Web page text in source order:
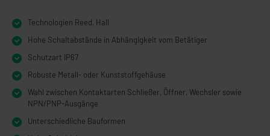
Technologien Reed, Hall
Hohe Schaltabstände in Abhängigkeit vom Betätiger
Schutzart IP67
Robuste Metall- oder Kunststoffgehäuse
Wahl zwischen Kontaktarten Schließer, Öffner, Wechsler sowie
NPN/PNP-Ausgänge
Unterschiedliche Bauformen